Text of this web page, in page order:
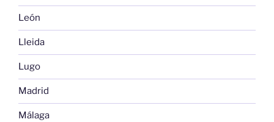
León
Lleida
Lugo
Madrid
Málaga